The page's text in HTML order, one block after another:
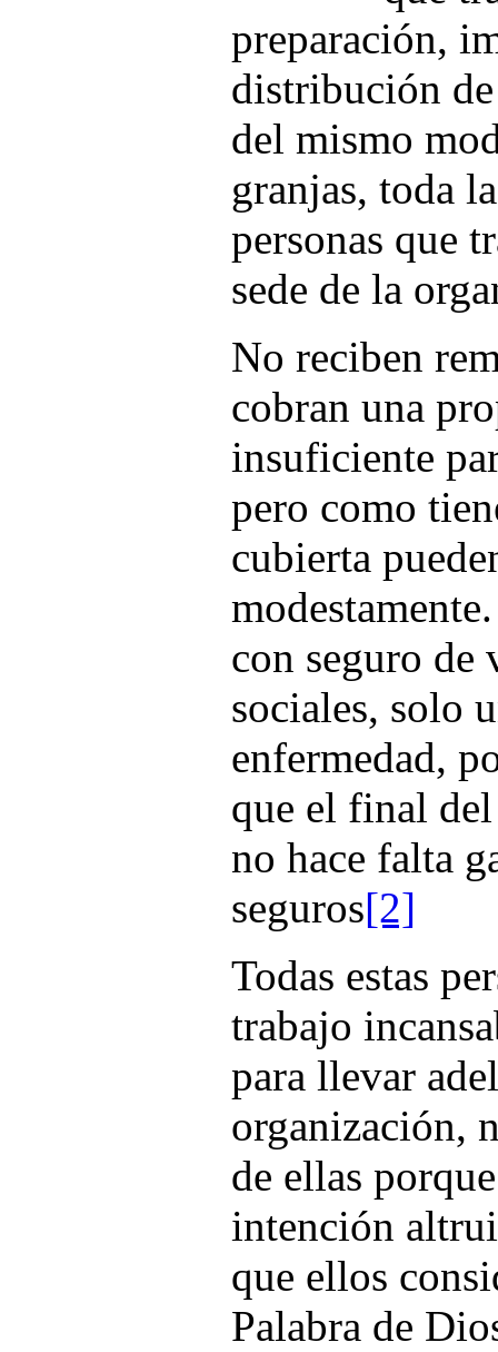
preparación,
distribución
del mismo
granjas, toda
personas que
sede de la
No reciben
cobran una
insuficiente
pero como
cubierta
con seguro de
sociales, solo
enfermedad,
que el final
no hace falta
seguros[2]
Todas estas
trabajo
para llevar
organización,
de ellas
intención
que ellos
Palabra de